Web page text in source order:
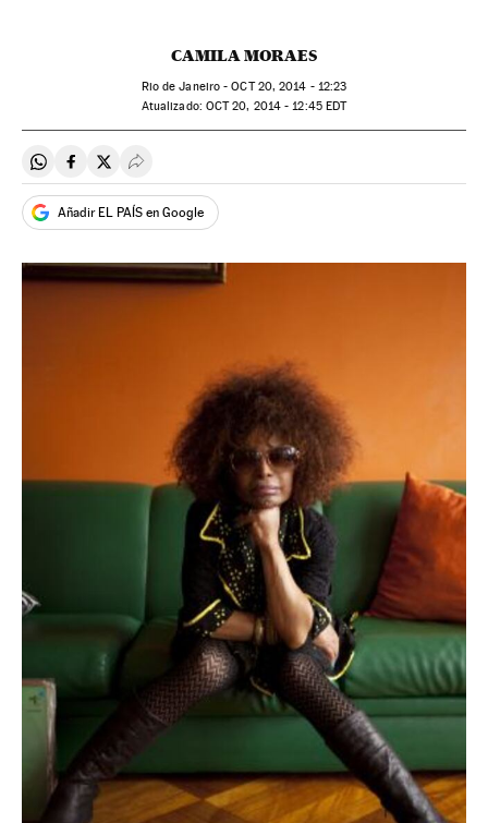
CAMILA MORAES
Rio de Janeiro -OCT20, 2014 - 12:23
atualizado: OCT20, 2014 - 12:45EDT
Compartir en Whatsapp
Compartir en Facebook
Compartir en Twitter
Desplegar Redes Sociales
Añadir EL PAÍS en Google